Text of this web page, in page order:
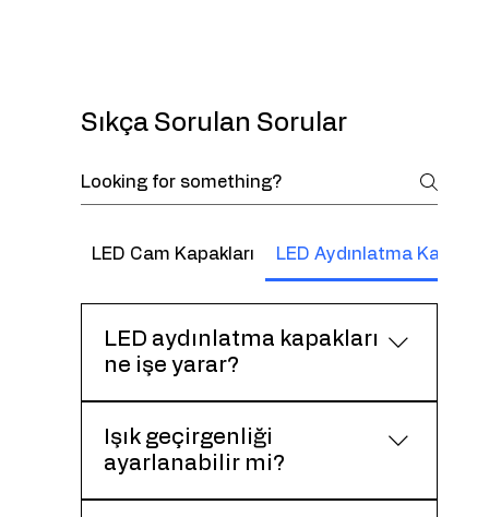
Sıkça Sorulan Sorular
LED Cam Kapakları LED Aydınlatma
LED aydınlatma kapakları
ne işe yarar?
daha homojen yayılmasını
sağlayarak görsel konforu artırır.
Işık geçirgenliği
ayarlanabilir mi?